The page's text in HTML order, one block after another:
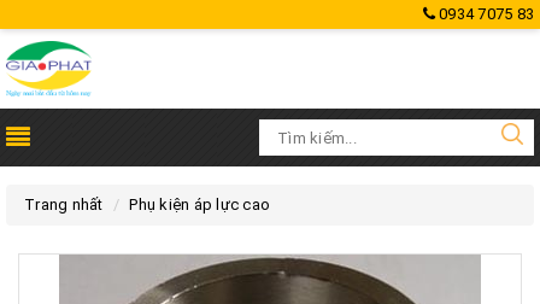
0934 7075 83
Trang nhất Phụ kiện áp lực cao